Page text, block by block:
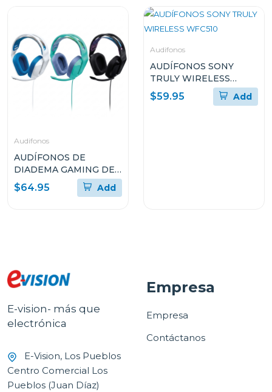
Audifonos
AUDÍFONOS DE
DIADEMA GAMING DE
LOGITECH DE CABLE
CON MICRÓFONO
$64.95 Add
Audifonos
AUDÍFONOS SONY
TRULY WIRELESS
WFC510
$59.95 Add
E-vision- más que
electrónica
E-Vision, Los Pueblos
Centro Comercial Los
Pueblos (Juan Díaz)
Empresa
Empresa
Contáctanos